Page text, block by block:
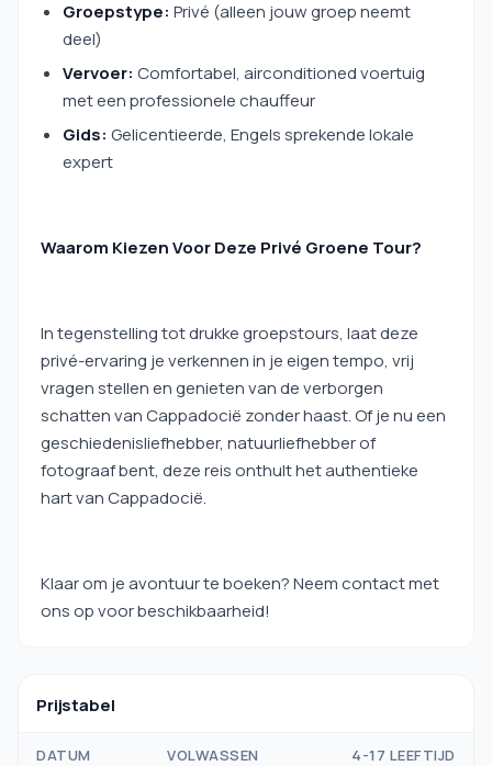
Groepstype: Privé (alleen jouw groep neemt
deel)
Vervoer: Comfortabel, airconditioned voertuig
met een professionele chauffeur
Gids: Gelicentieerde, Engels sprekende lokale
expert
Waarom Kiezen Voor Deze Privé Groene Tour?
In tegenstelling tot drukke groepstours, laat deze
privé-ervaring je verkennen in je eigen tempo, vrij
vragen stellen en genieten van de verborgen
schatten van Cappadocië zonder haast. Of je nu een
geschiedenisliefhebber, natuurliefhebber of
fotograaf bent, deze reis onthult het authentieke
hart van Cappadocië.
Klaar om je avontuur te boeken? Neem contact met
ons op voor beschikbaarheid!
Prijstabel
DATUM VOLWASSEN 4-17 LEEFTIJD